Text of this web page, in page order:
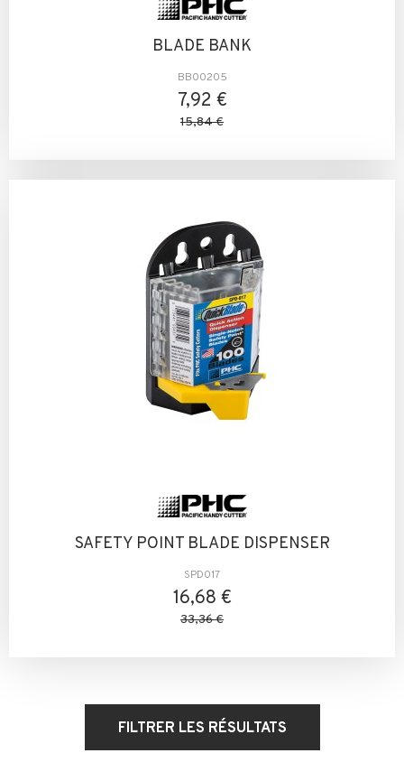
BLADE BANK
BB00205
7,92 €
15,84 €
SAFETY POINT BLADE DISPENSER
SPD017
16,68 €
33,36 €
FILTRER LES RÉSULTATS